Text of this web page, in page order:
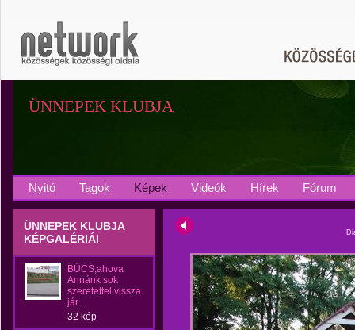
ÜNNEPEK KLUBJA
Nyitó Tagok Képek Videók Hírek Fórum
ÜNNEPEK KLUBJA
KÉPGALÉRIÁI
BÚCS,ahova
Annánk sok
szeretettel vissza
jár...
32 kép